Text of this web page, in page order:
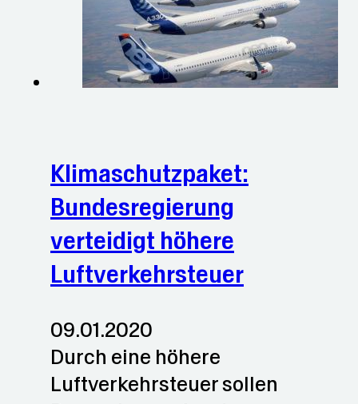
Klimaschutzpaket:
Bundesregierung
verteidigt höhere
Luftverkehrsteuer
09.01.2020
Durch eine höhere
Luftverkehrsteuer sollen